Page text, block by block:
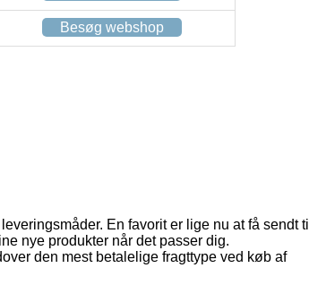
Besøg webshop
En favorit er lige nu at få sendt til
nye produkter når det passer dig.
den mest betalelige fragttype ved køb af